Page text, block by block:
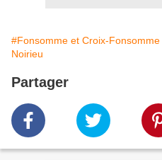
#Fonsomme et Croix-Fonsomme
Noirieu
Partager